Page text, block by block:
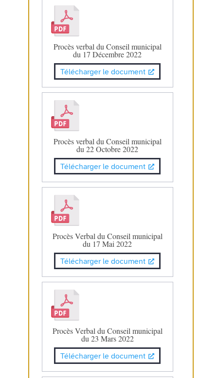
Procès verbal du Conseil municipal
du 17 Décembre 2022
Télécharger le document
Procès verbal du Conseil municipal
du 22 Octobre 2022
Télécharger le document
Procès Verbal du Conseil municipal
du 17 Mai 2022
Télécharger le document
Procès Verbal du Conseil municipal
du 23 Mars 2022
Télécharger le document